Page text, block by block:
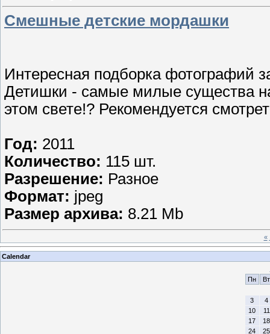
Смешные детские мордашки
Интересная подборка фотографий
Детишки - самые милые существа
этом свете!? Рекомендуется
Год: 2011
Количество: 115 шт.
Разрешение: Разное
Формат: jpeg
Размер архива: 8.21 Mb
«
Calendar
Пн
Вт
3
4
10
11
17
18
24
25